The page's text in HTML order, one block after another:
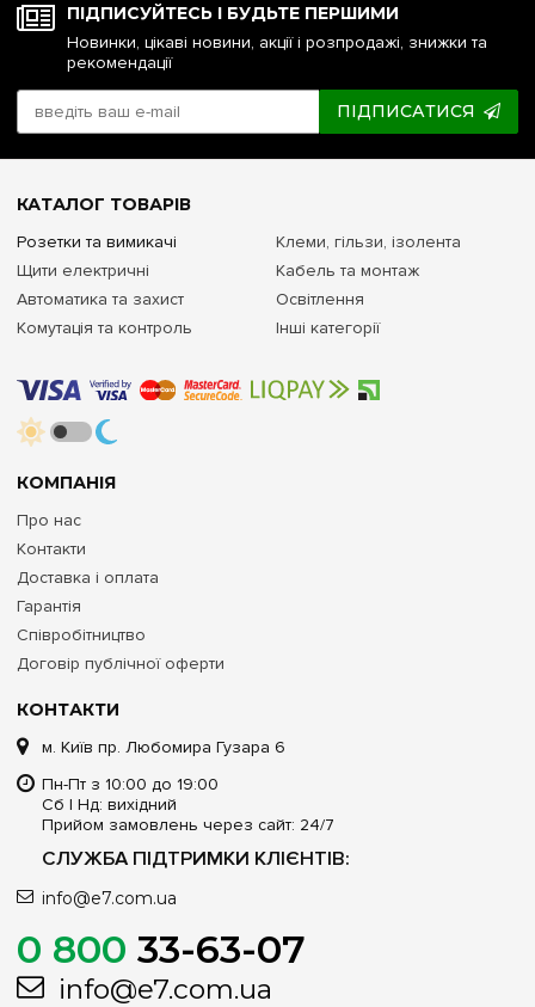
ПІДПИСУЙТЕСЬ І БУДЬТЕ ПЕРШИМИ
Новинки, цікаві новини, акції і розпродажі, знижки та
рекомендації
ПІДПИСАТИСЯ
КОНТАКТИ
м. Київ пр. Любомира Гузара 6
Пн-Пт з 10:00 до 19:00
Сб | Нд: вихідний
Прийом замовлень через сайт: 24/7
СЛУЖБА ПІДТРИМКИ КЛІЄНТІВ:
info@e7.com.ua
0 800 33-63-07
info@e7.com.ua
КОМПАНІЯ
Про нас
Контакти
Доставка і оплата
Гарантія
Співробітництво
Договір публічної оферти
КАТАЛОГ ТОВАРІВ
Розетки та вимикачі
Щити електричні
Автоматика та захист
Комутація та контроль
Клеми, гільзи, ізолента
Кабель та монтаж
Освітлення
Інші категорії